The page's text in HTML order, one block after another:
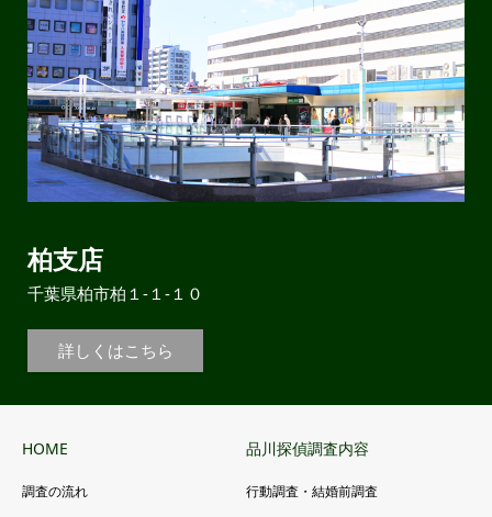
柏支店
千葉県柏市柏１-１-１０
詳しくはこちら
HOME
調査の流れ
品川探偵調査内容
行動調査・結婚前調査